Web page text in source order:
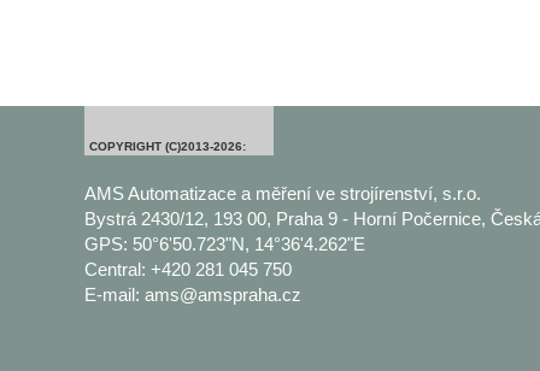
COPYRIGHT (C)2013-2026:
AMS Automatizace a měření ve strojírenství, s.r.o.
Bystrá 2430/12, 193 00, Praha 9 - Horní Počernice,
GPS: 50°6'50.723"N, 14°36'4.262"E
Central: +420 281 045 750
E-mail: ams@amspraha.cz